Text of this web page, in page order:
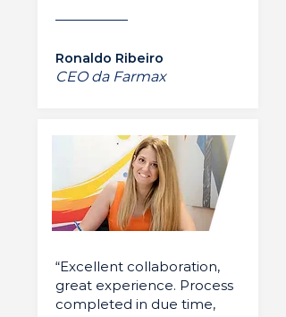
Ronaldo Ribeiro
CEO da Farmax
“Excellent collaboration,
great experience. Process
completed in due time,